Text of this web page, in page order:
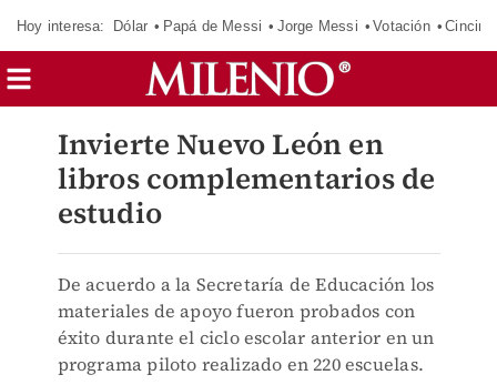
Hoy interesa: Dólar Papá de Messi Jorge Messi Votación
Invierte Nuevo León en
libros complementarios de
estudio
De acuerdo a la Secretaría de Educación los
materiales de apoyo fueron probados con
éxito durante el ciclo escolar anterior en un
programa piloto realizado en 220 escuelas.